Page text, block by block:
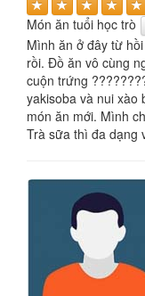
Món ăn tuổi học trò
Mình ăn ở đây từ
rồi. Đồ ăn vô cùng
cuộn trứng
yakisoba và nui xào
món ăn mới. Mình
Trà sữa thì đa dạng